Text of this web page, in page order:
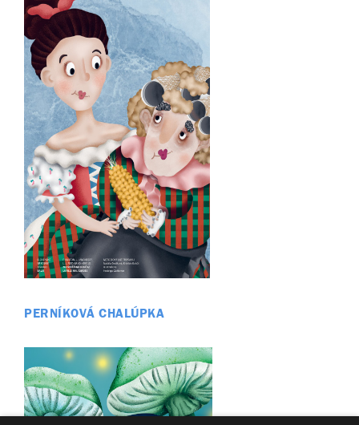
PERNÍKOVÁ CHALÚPKA